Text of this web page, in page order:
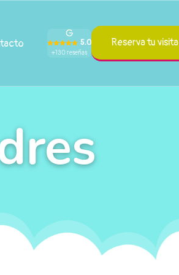
5.0
+130 reseñas
Reserva tu visita